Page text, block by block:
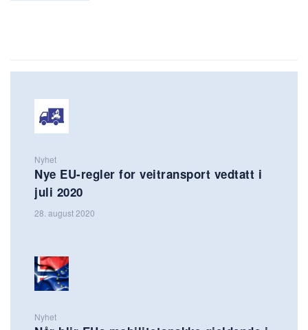
Nyhet
Nye EU-regler for veitransport vedtatt i
juli 2020
28. august 2020
Nyhet